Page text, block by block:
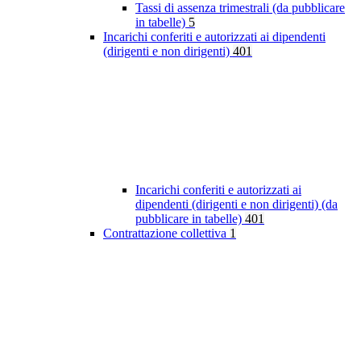
Tassi di assenza trimestrali (da pubblicare
in tabelle) 5
Incarichi conferiti e autorizzati ai dipendenti
(dirigenti e non dirigenti) 401
Incarichi conferiti e autorizzati ai
dipendenti (dirigenti e non dirigenti) (da
pubblicare in tabelle) 401
Contrattazione collettiva 1